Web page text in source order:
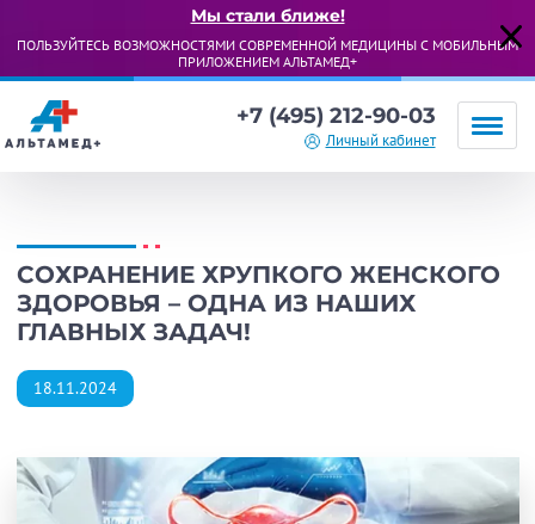
Мы стали ближе!
ПОЛЬЗУЙТЕСЬ ВОЗМОЖНОСТЯМИ СОВРЕМЕННОЙ МЕДИЦИНЫ С МОБИЛЬНЫМ
ПРИЛОЖЕНИЕМ АЛЬТАМЕД+
+7 (495) 212-90-03
Личный кабинет
СОХРАНЕНИЕ ХРУПКОГО ЖЕНСКОГО
ЗДОРОВЬЯ – ОДНА ИЗ НАШИХ
ГЛАВНЫХ ЗАДАЧ!
18.11.2024